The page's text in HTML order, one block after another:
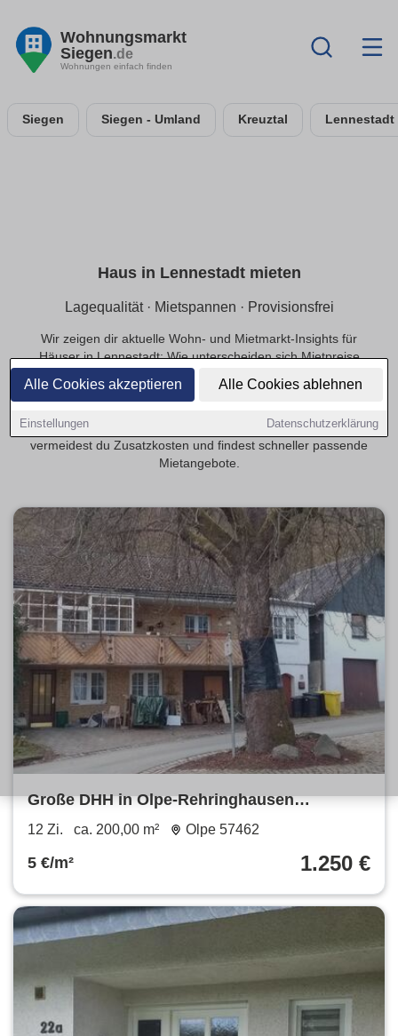
Alle Cookies akzeptieren Alle Cookies ablehnen
Einstellungen Datenschutzerklärung
Wohnungsmarkt
Siegen.de
Wohnungen einfach finden
Siegen Siegen - Umland Kreuztal Lennestadt
Haus in Lennestadt mieten
Lagequalität · Mietspannen · Provisionsfrei
Wir zeigen dir aktuelle Wohn- und Mietmarkt-Insights für
Häuser in Lennestadt: Wie unterscheiden sich Mietpreise
innerhalb der Lage, welche Infrastruktur beeinflusst die
Nachfrage und welche Preisbereiche sind realistisch?
monatlichen Kosten. Mit provisionsfrei als Schwerpunkt
vermeidest du Zusatzkosten und findest schneller passende
Mietangebote.
Große DHH in Olpe-Rehringhausen
MietkaufEigenleistung möglich
12 Zi. ca. 200,00 m² Olpe 57462
5 €/m² 1.250 €